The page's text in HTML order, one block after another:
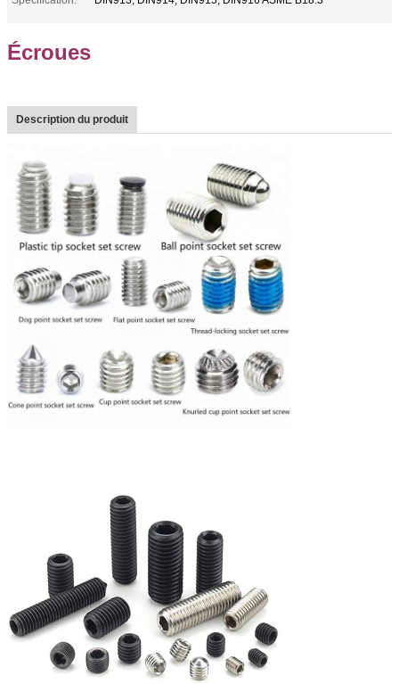
Écroues
Description du produit